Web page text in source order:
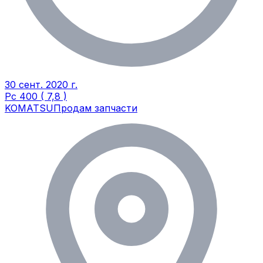
30 сент. 2020 г.
Рс 400 ( 7,8 )
KOMATSUПродам запчасти